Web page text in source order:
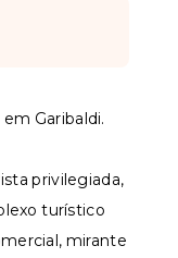
Garibaldi.
privilegiada,
turístico
mirante